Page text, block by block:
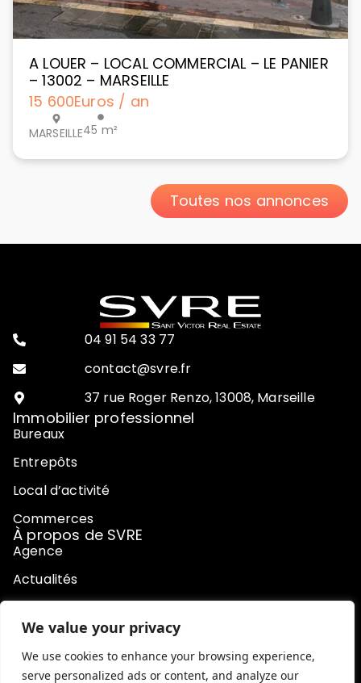
We value your privacy
We use cookies to enhance your browsing experience,
serve personalized ads or content, and analyze our
A LOUER – LOCAL COMMERCIAL – LE PANIER
– 13002 – MARSEILLE
15 600Euros / an
MARSEILLE45 m²
Toutes nos annonces
04 91 54 33 77
contact@svre.fr
37 rue Roger Renzo, 13008, Marseille
Immobilier professionnel
Bureaux
Entrepôts
Local d’activité
Commerces
À propos de SVRE
Agence
Actualités
Honoraires